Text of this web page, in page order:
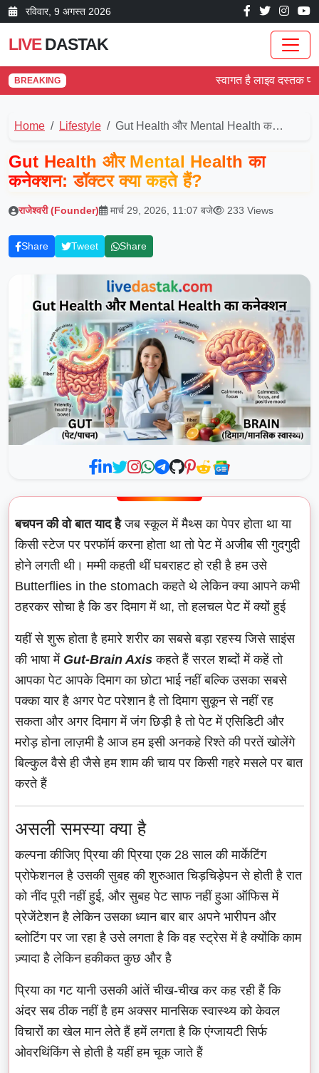
रविवार, 9 अगस्त 2026
LIVEDASTAK
BREAKING स्वागत है लाइव दस्तक पर!
Home Lifestyle Gut Health और Mental Health क…
Gut Health और Mental Health का
कनेक्शन: डॉक्टर क्या कहते हैं?
राजेश्वरी (Founder) मार्च 29, 2026, 11:07 बजे 233 Views
Share Tweet Share
बचपन की वो बात याद हैजब स्कूल में मैथ्स का पेपर होता था या
किसी स्टेज पर परफॉर्म करना होता था तो पेट में अजीब सी गुदगुदी
होने लगती थी। मम्मी कहती थीं घबराहट हो रही है हम उसे
Butterflies in the stomach कहते थे लेकिन क्या आपने कभी
ठहरकर सोचा है कि डर दिमाग में था, तो हलचल पेट में क्यों हुई
यहीं से शुरू होता है हमारे शरीर का सबसे बड़ा रहस्य जिसे साइंस
की भाषा में Gut-Brain Axis कहते हैं सरल शब्दों में कहें तो
आपका पेट आपके दिमाग का छोटा भाई नहीं बल्कि उसका सबसे
पक्का यार है अगर पेट परेशान है तो दिमाग सुकून से नहीं रह
सकता और अगर दिमाग में जंग छिड़ी है तो पेट में एसिडिटी और
मरोड़ होना लाज़मी है आज हम इसी अनकहे रिश्ते की परतें खोलेंगे
बिल्कुल वैसे ही जैसे हम शाम की चाय पर किसी गहरे मसले पर बात
करते हैं
असली समस्या क्या है
कल्पना कीजिए प्रिया की प्रिया एक 28 साल की मार्केटिंग
प्रोफेशनल है उसकी सुबह की शुरुआत चिड़चिड़ेपन से होती है रात
को नींद पूरी नहीं हुई, और सुबह पेट साफ नहीं हुआ ऑफिस में
प्रेजेंटेशन है लेकिन उसका ध्यान बार बार अपने भारीपन और
ब्लोटिंग पर जा रहा है उसे लगता है कि वह स्ट्रेस में है क्योंकि काम
ज़्यादा है लेकिन हकीकत कुछ और है
प्रिया का गट यानी उसकी आंतें चीख-चीख कर कह रही हैं कि
अंदर सब ठीक नहीं है हम अक्सर मानसिक स्वास्थ्य को केवल
विचारों का खेल मान लेते हैं हमें लगता है कि एंग्जायटी सिर्फ
ओवरथिंकिंग से होती है यहीं हम चूक जाते हैं